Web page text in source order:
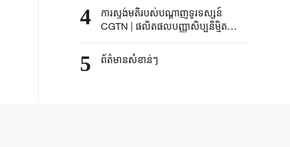
4
ការស្ទង់មតិរបស់បណ្តាញទូរទស្សន៍
CGTN | ផលិតផលបញ្ញាសិប្បនិមិ្មត
មនុស្សយន្ត និងឱសថច្នៃប្រឌិតរបស់
ប្រទេសចិនបង្កើតឱ្យមានការពិភាក្សា
យ៉ាងផុសផុល
5 ព័ត៌មានសំខាន់ៗ